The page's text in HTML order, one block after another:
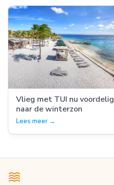
Vlieg met TUI nu voordelig
naar de winterzon
Lees meer →